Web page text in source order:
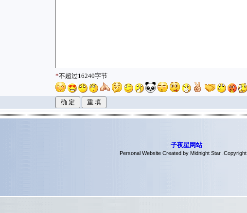
*不超过16240字节
子夜星网站
Personal Website Created by Midnight Star .Copyright